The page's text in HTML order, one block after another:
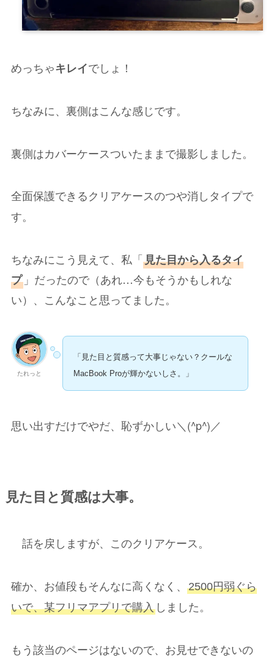
めっちゃキレイでしょ！
ちなみに、裏側はこんな感じです。
裏側はカバーケースついたままで撮影しました。
全面保護できるクリアケースのつや消しタイプで
す。
ちなみにこう見えて、私「見た目から入るタイ
プ」だったので（あれ…今もそうかもしれな
い）、こんなこと思ってました。
たれっと
「見た目と質感って大事じゃない？クールな
MacBook Proが輝かないしさ。」
思い出すだけでやだ、恥ずかしい＼(^p^)／
見た目と質感は大事。
話を戻しますが、 このクリアケース。
確か、 お値段もそんなに高くなく、 2500円弱ぐら
いで、某フリマアプリで購入しました。
もう該当のページはないので、お見せできないの